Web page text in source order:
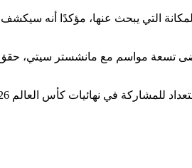
التي يبحث عنها، مؤكدًا أنه
الكروية، بعدما أمضى تسعة مواسم مع مانشستر سيتي،